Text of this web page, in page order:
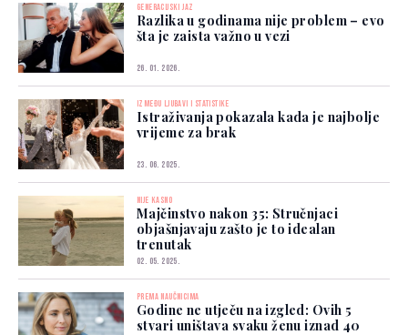
GENERACIJSKI JAZ
Razlika u godinama nije problem – evo
šta je zaista važno u vezi
26. 01. 2026.
IZMEĐU LJUBAVI I STATISTIKE
Istraživanja pokazala kada je najbolje
vrijeme za brak
23. 06. 2025.
NIJE KASNO
Majčinstvo nakon 35: Stručnjaci
objašnjavaju zašto je to idealan
trenutak
02. 05. 2025.
PREMA NAUČNICIMA
Godine ne utječu na izgled: Ovih 5
stvari uništava svaku ženu iznad 40